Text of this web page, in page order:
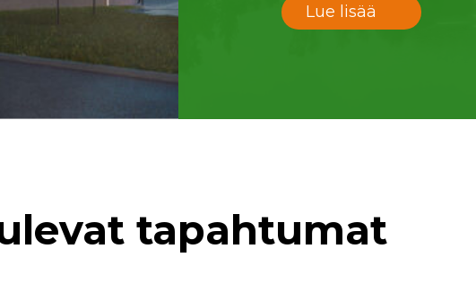
Lue lisää
tapahtumat